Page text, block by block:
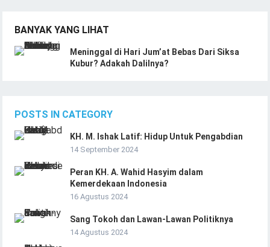
BANYAK YANG LIHAT
Meninggal di Hari Jum’at Bebas Dari Siksa
Kubur? Adakah Dalilnya?
POSTS IN CATEGORY
KH. M. Ishak Latif: Hidup Untuk Pengabdian
14 September 2024
Peran KH. A. Wahid Hasyim dalam
Kemerdekaan Indonesia
16 Agustus 2024
Sang Tokoh dan Lawan-Lawan Politiknya
14 Agustus 2024